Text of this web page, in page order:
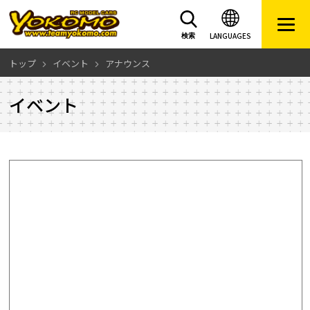
LANGUAGES
検索
トップ イベント アナウンス
イベント